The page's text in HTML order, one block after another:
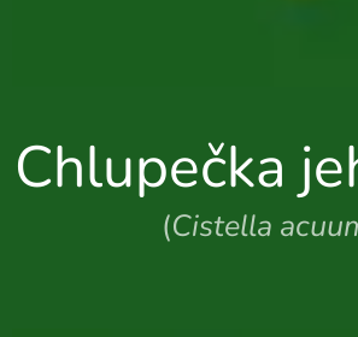
Chlupečka
(Cistella